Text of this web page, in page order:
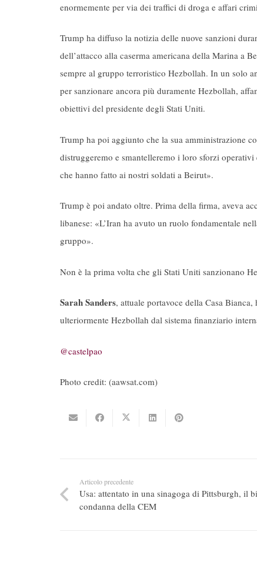
enormemente per via dei traffici di droga e affari
Trump ha diffuso la notizia delle nuove sanzioni
dell’attacco alla caserma americana della Marina a
sempre al gruppo terroristico Hezbollah. In un solo
per sanzionare ancora più duramente Hezbollah,
obiettivi del presidente degli Stati Uniti.
Trump ha poi aggiunto che la sua amministrazione
distruggeremo e smantelleremo i loro sforzi
che hanno fatto ai nostri soldati a Beirut».
Trump è poi andato oltre. Prima della firma, aveva
libanese: «L’Iran ha avuto un ruolo fondamentale
gruppo».
Non è la prima volta che gli Stati Uniti sanzionano
Sarah Sanders, attuale portavoce della Casa
ulteriormente Hezbollah dal sistema finanziario
@castelpao
Photo credit: (aawsat.com)
Articolo precedente
Usa: attentato in una sinagoga di Pittsburgh, il
condanna della CEM